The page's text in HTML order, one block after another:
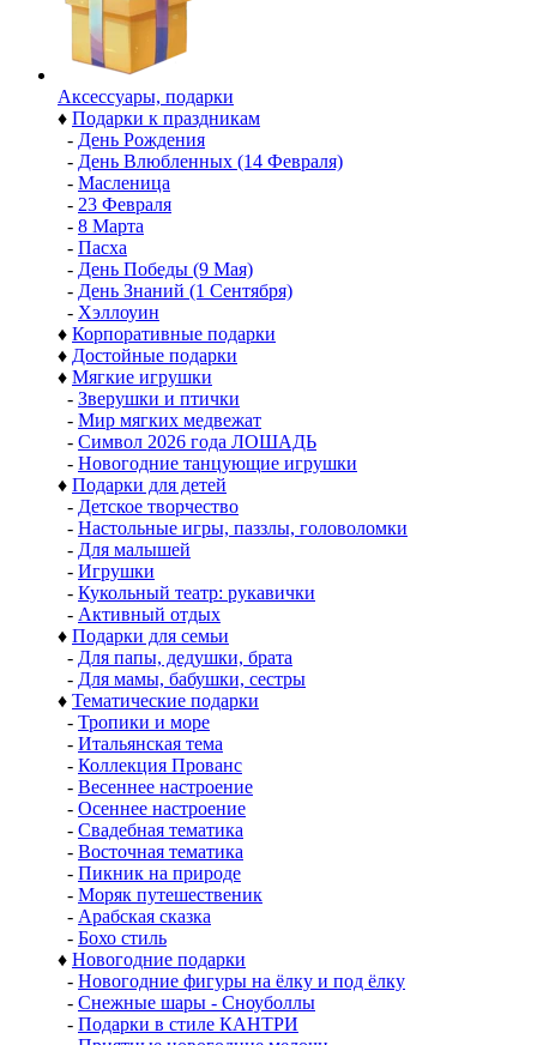
Аксессуары, подарки
♦ Подарки к праздникам
- День Рождения
- День Влюбленных (14 Февраля)
- Масленица
- 23 Февраля
- 8 Марта
- Пасха
- День Победы (9 Мая)
- День Знаний (1 Сентября)
- Хэллоуин
♦ Корпоративные подарки
♦ Достойные подарки
♦ Мягкие игрушки
- Зверушки и птички
- Мир мягких медвежат
- Символ 2026 года ЛОШАДЬ
- Новогодние танцующие игрушки
♦ Подарки для детей
- Детское творчество
- Настольные игры, паззлы, головоломки
- Для малышей
- Игрушки
- Кукольный театр: рукавички
- Активный отдых
♦ Подарки для семьи
- Для папы, дедушки, брата
- Для мамы, бабушки, сестры
♦ Тематические подарки
- Тропики и море
- Итальянская тема
- Коллекция Прованс
- Весеннее настроение
- Осеннее настроение
- Свадебная тематика
- Восточная тематика
- Пикник на природе
- Моряк путешественик
- Арабская сказка
- Бохо стиль
♦ Новогодние подарки
- Новогодние фигуры на ёлку и под ёлку
- Снежные шары - Сноуболлы
- Подарки в стиле КАНТРИ